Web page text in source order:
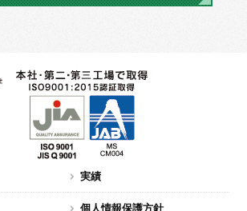
実績
個人情報保護方針